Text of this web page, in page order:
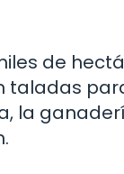
de
taladas
la